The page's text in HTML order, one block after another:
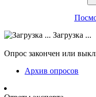
Загрузка ...
Опрос закончен или
Архив опросов